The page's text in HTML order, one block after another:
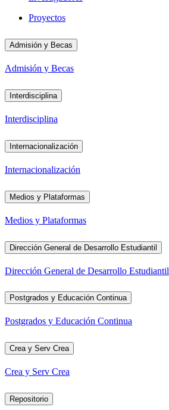
Proyectos
Admisión y Becas
Admisión y Becas
Interdisciplina
Interdisciplina
Internacionalización
Internacionalización
Medios y Plataformas
Medios y Plataformas
Dirección General de Desarrollo Estudiantil
Dirección General de Desarrollo Estudiantil
Postgrados y Educación Continua
Postgrados y Educación Continua
Crea y Serv Crea
Crea y Serv Crea
Repositorio